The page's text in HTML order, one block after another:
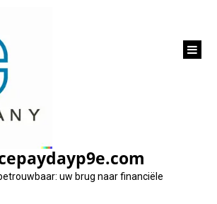
uw brug naar financiële
geld
een
advance!